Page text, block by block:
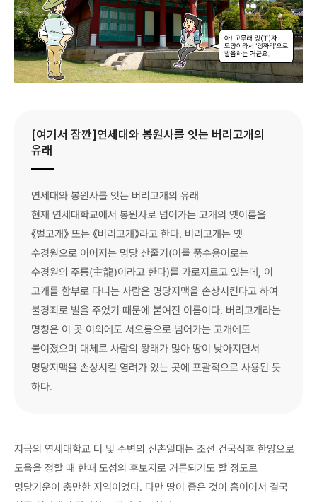
[여기서 잠깐]연세대와 봉원사를 잇는 버리고개의
유래
연세대와 봉원사를 잇는 버리고개의 유래
현재 연세대학교에서 봉원사로 넘어가는 고개의 옛이름을
《벌고개》 또는 《버리고개》라고 한다. 버리고개는 옛
수경원으로 이어지는 명당 산줄기(이를 풍수용어로는
수경원의 주룡(主龍)이라고 한다)를 가로지르고 있는데, 이
고개를 함부로 다니는 사람은 명당지맥을 손상시킨다고 하여
불경죄로 벌을 주었기 때문에 붙여진 이름이다. 버리고개라는
명칭은 이 곳 이외에도 서오릉으로 넘어가는 고개에도
붙여졌으며 대체로 사람의 왕래가 많아 땅이 낮아지면서
명당지맥을 손상시킬 염려가 있는 곳에 포괄적으로 사용된 듯
하다.
지금의 연세대학교 터 및 주변의 신촌일대는 조선 건국직후 한양으로
도읍을 정할 때 한때 도성의 후보지로 거론되기도 할 정도로
명당기운이 충만한 지역이었다. 다만 땅이 좁은 것이 흠이어서 결국